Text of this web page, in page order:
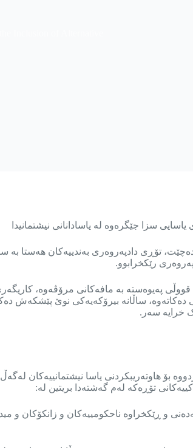
سزا جێگرەوە لە یاسادانانی نیشتمانیدا
هەموو ساڵێکدا بەڕێوەدەچێت، تۆڕی دادپەروەری
رێکخرابوو.
پەیوەستە بە مافەکانی مرۆڤەوە،
دەکاتەوە، ساڵانە بیرۆکەیەکی نوێ پێشکەش
خرایە سەر.
کە دامەزراوە، کاریان کردووە بۆ هاوتەریبکردنی
تۆڕەکە لەم گەشتەدا بریتین لە:
مەدەنی و ڕێکخراوە ناحکومییەکان و